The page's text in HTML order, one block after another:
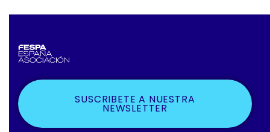
SUSCRIBETE A NUESTRA
NEWSLETTER